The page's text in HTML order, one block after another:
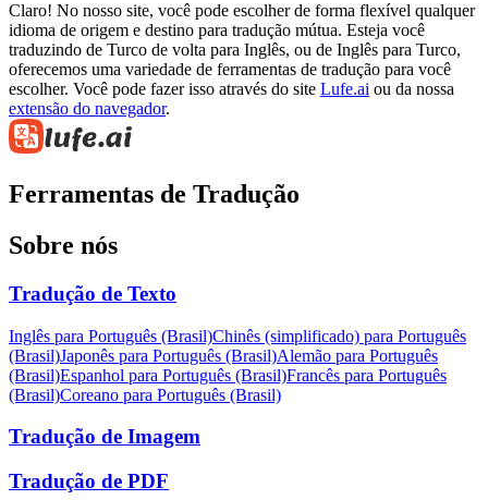
Claro! No nosso site, você pode escolher de forma flexível qualquer
idioma de origem e destino para tradução mútua. Esteja você
traduzindo de Turco de volta para Inglês, ou de Inglês para Turco,
oferecemos uma variedade de ferramentas de tradução para você
escolher. Você pode fazer isso através do site Lufe.ai ou da nossa
extensão do navegador.
Ferramentas de Tradução
Sobre nós
Tradução de Texto
Inglês para Português (Brasil)Chinês (simplificado) para Português
(Brasil)Japonês para Português (Brasil)Alemão para Português
(Brasil)Espanhol para Português (Brasil)Francês para Português
(Brasil)Coreano para Português (Brasil)
Tradução de Imagem
Tradução de PDF